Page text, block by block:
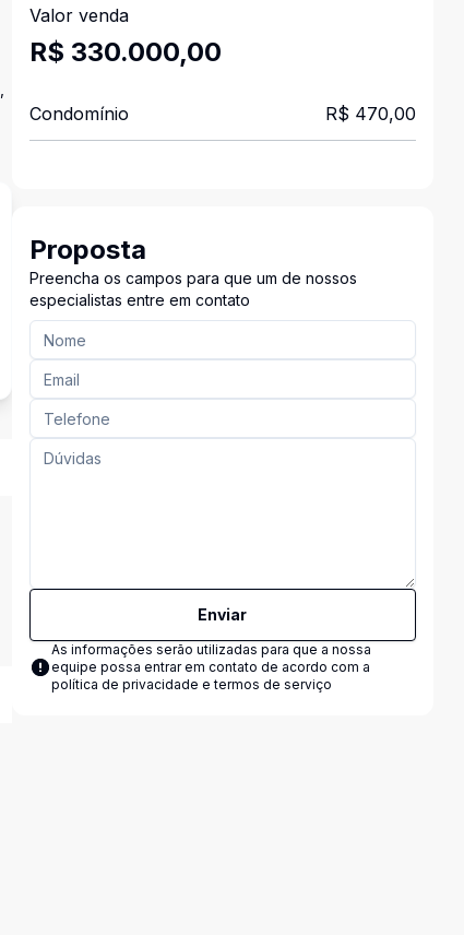
Valor venda
R$ 330.000,00
Condomínio R$ 470,00
Proposta
Preencha os campos para que um de nossos
especialistas entre em contato
Enviar
As informações serão utilizadas para que a nossa
equipe possa entrar em contato de acordo com a
política de privacidade e termos de serviço